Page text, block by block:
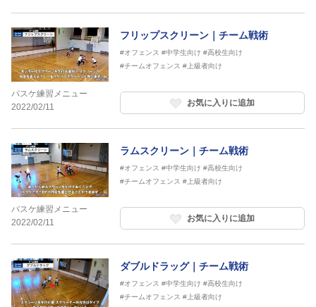
バスケ練習メニュー
2022/02/11
フリップスクリーン｜チーム戦術
#オフェンス #中学生向け #高校生向け
#チームオフェンス #上級者向け
お気に入りに追加
バスケ練習メニュー
2022/02/11
ラムスクリーン｜チーム戦術
#オフェンス #中学生向け #高校生向け
#チームオフェンス #上級者向け
お気に入りに追加
ダブルドラッグ｜チーム戦術
#オフェンス #中学生向け #高校生向け
#チームオフェンス #上級者向け